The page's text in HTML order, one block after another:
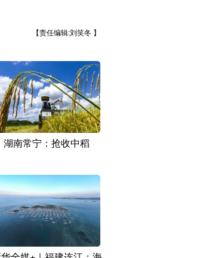
【责任编辑:刘笑冬 】
湖南常宁：抢收中稻